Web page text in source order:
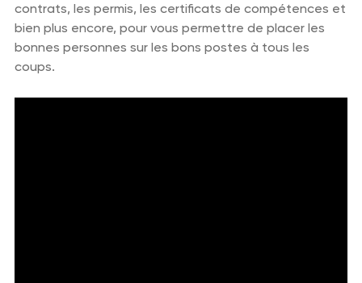
contrats, les permis, les certificats de compétences et
bien plus encore, pour vous permettre de placer les
bonnes personnes sur les bons postes à tous les
coups.